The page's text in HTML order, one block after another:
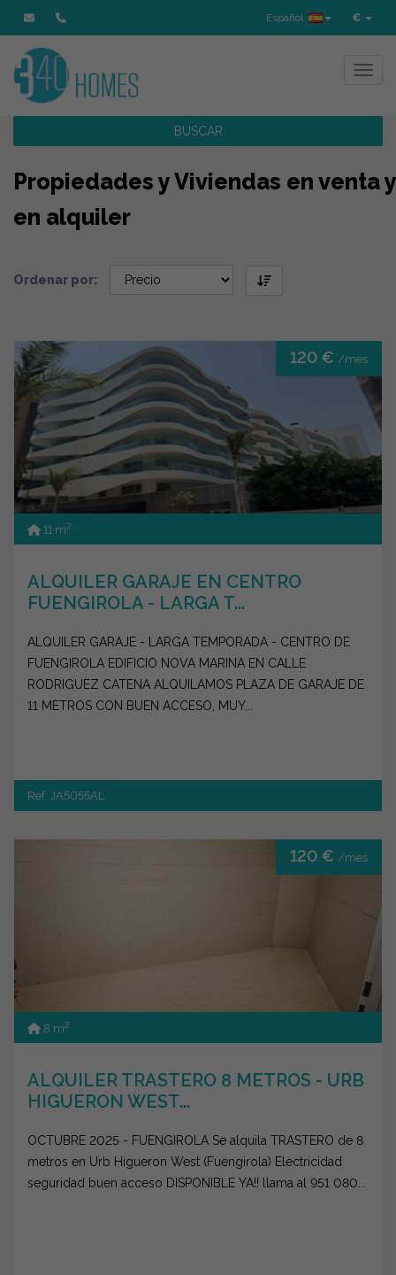
€
Español
BUSCAR
Propiedades y Viviendas en venta y
en alquiler
Ordenar por:
120 € /mes
11 m2
ALQUILER GARAJE EN CENTRO
FUENGIROLA - LARGA T...
ALQUILER GARAJE - LARGA TEMPORADA - CENTRO DE
FUENGIROLA EDIFICIO NOVA MARINA EN CALLE
RODRIGUEZ CATENA ALQUILAMOS PLAZA DE GARAJE DE
11 METROS CON BUEN ACCESO, MUY...
Ref. JA5055AL
120 € /mes
8 m2
ALQUILER TRASTERO 8 METROS - URB
HIGUERON WEST...
OCTUBRE 2025 - FUENGIROLA Se alquila TRASTERO de 8
metros en Urb Higueron West (Fuengirola) Electricidad
seguridad buen acceso DISPONIBLE YA!! llama al 951 080...